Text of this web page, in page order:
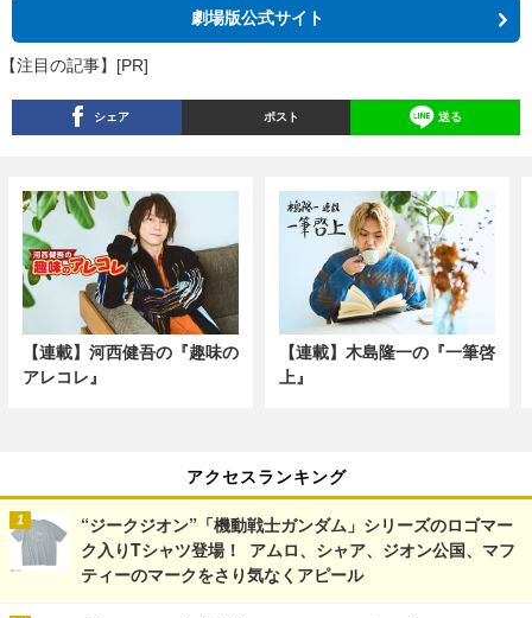
劇場版公式サイト
【注目の記事】[PR]
シェア ポスト 送る
【連載】河西健吾の『趣味の
アレコレ』
【連載】木島隆一の『一筆啓
上』
アクセスランキング
“ジークジオン”「機動戦士ガンダム」シリーズのロゴマー
ク入りTシャツ登場！ アムロ、シャア、ジオン公国、マフ
ティーのマークをさり気なくアピール